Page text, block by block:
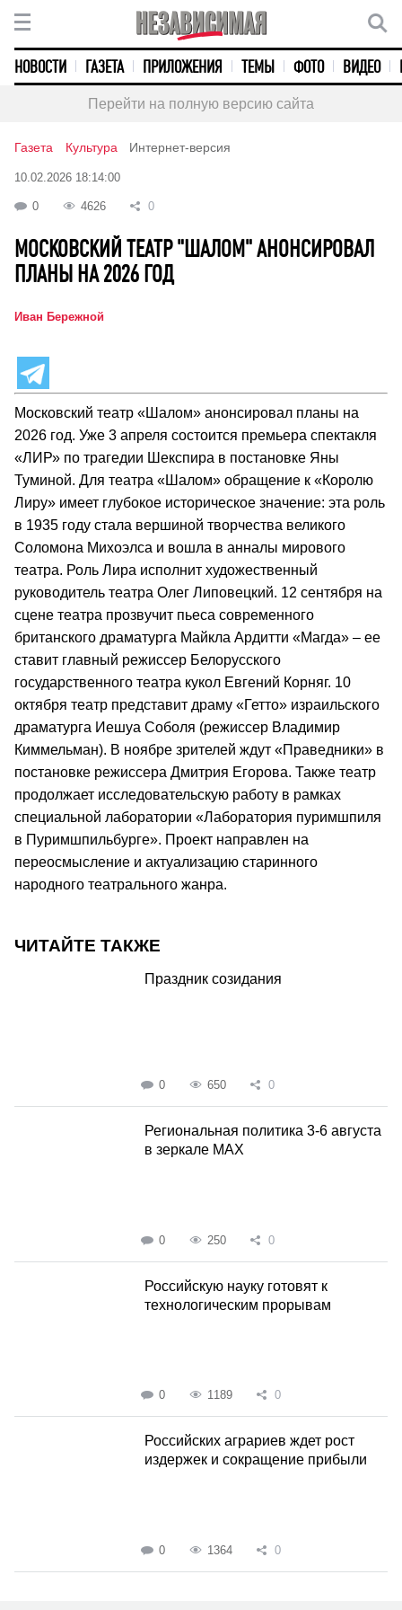
НОВОСТИ ГАЗЕТА ПРИЛОЖЕНИЯ ТЕМЫ ФОТО ВИДЕО
Перейти на полную версию сайта
Газета Культура Интернет-версия
10.02.2026 18:14:00
0 4626 0
МОСКОВСКИЙ ТЕАТР "ШАЛОМ" АНОНСИРОВАЛ
ПЛАНЫ НА 2026 ГОД
Иван Бережной
Московский театр «Шалом» анонсировал планы на
2026 год. Уже 3 апреля состоится премьера спектакля
«ЛИР» по трагедии Шекспира в постановке Яны
Туминой. Для театра «Шалом» обращение к «Королю
Лиру» имеет глубокое историческое значение: эта роль
в 1935 году стала вершиной творчества великого
Соломона Михоэлса и вошла в анналы мирового
театра. Роль Лира исполнит художественный
руководитель театра Олег Липовецкий. 12 сентября на
сцене театра прозвучит пьеса современного
британского драматурга Майкла Ардитти «Магда» – ее
ставит главный режиссер Белорусского
государственного театра кукол Евгений Корняг. 10
октября театр представит драму «Гетто» израильского
драматурга Иешуа Соболя (режиссер Владимир
Киммельман). В ноябре зрителей ждут «Праведники» в
постановке режиссера Дмитрия Егорова. Также театр
продолжает исследовательскую работу в рамках
специальной лаборатории «Лаборатория пуримшпиля
в Пуримшпильбурге». Проект направлен на
переосмысление и актуализацию старинного
народного театрального жанра.
ЧИТАЙТЕ ТАКЖЕ
Праздник созидания
0 650 0
Региональная политика 3-6 августа
в зеркале MAX
0 250 0
Российскую науку готовят к
технологическим прорывам
0 1189 0
Российских аграриев ждет рост
издержек и сокращение прибыли
0 1364 0